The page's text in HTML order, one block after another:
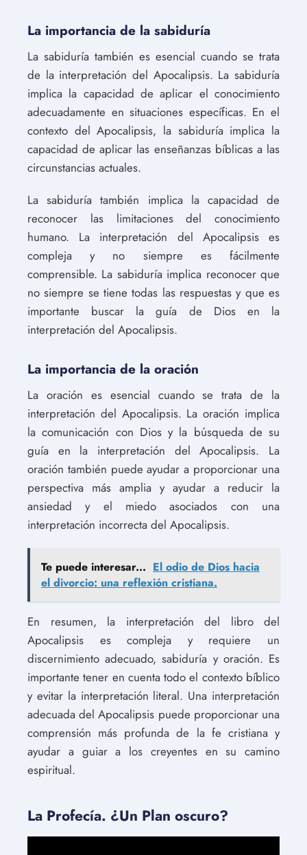
La importancia de la sabiduría
La sabiduría también es esencial cuando se trata
de la interpretación del Apocalipsis. La sabiduría
implica la capacidad de aplicar el conocimiento
adecuadamente en situaciones específicas. En el
contexto del Apocalipsis, la sabiduría implica la
capacidad de aplicar las enseñanzas bíblicas a las
circunstancias actuales.
La sabiduría también implica la capacidad de
reconocer las limitaciones del conocimiento
humano. La interpretación del Apocalipsis es
compleja y no siempre es fácilmente
comprensible. La sabiduría implica reconocer que
no siempre se tiene todas las respuestas y que es
importante buscar la guía de Dios en la
interpretación del Apocalipsis.
La importancia de la oración
La oración es esencial cuando se trata de la
interpretación del Apocalipsis. La oración implica
la comunicación con Dios y la búsqueda de su
guía en la interpretación del Apocalipsis. La
oración también puede ayudar a proporcionar una
perspectiva más amplia y ayudar a reducir la
ansiedad y el miedo asociados con una
interpretación incorrecta del Apocalipsis.
Te puede interesar... El odio de Dios hacia
el divorcio: una reflexión cristiana.
En resumen, la interpretación del libro del
Apocalipsis es compleja y requiere un
discernimiento adecuado, sabiduría y oración. Es
importante tener en cuenta todo el contexto bíblico
y evitar la interpretación literal. Una interpretación
adecuada del Apocalipsis puede proporcionar una
comprensión más profunda de la fe cristiana y
ayudar a guiar a los creyentes en su camino
espiritual.
La Profecía. ¿Un Plan oscuro?